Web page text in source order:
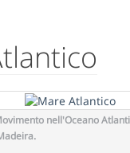
nell'Oceano